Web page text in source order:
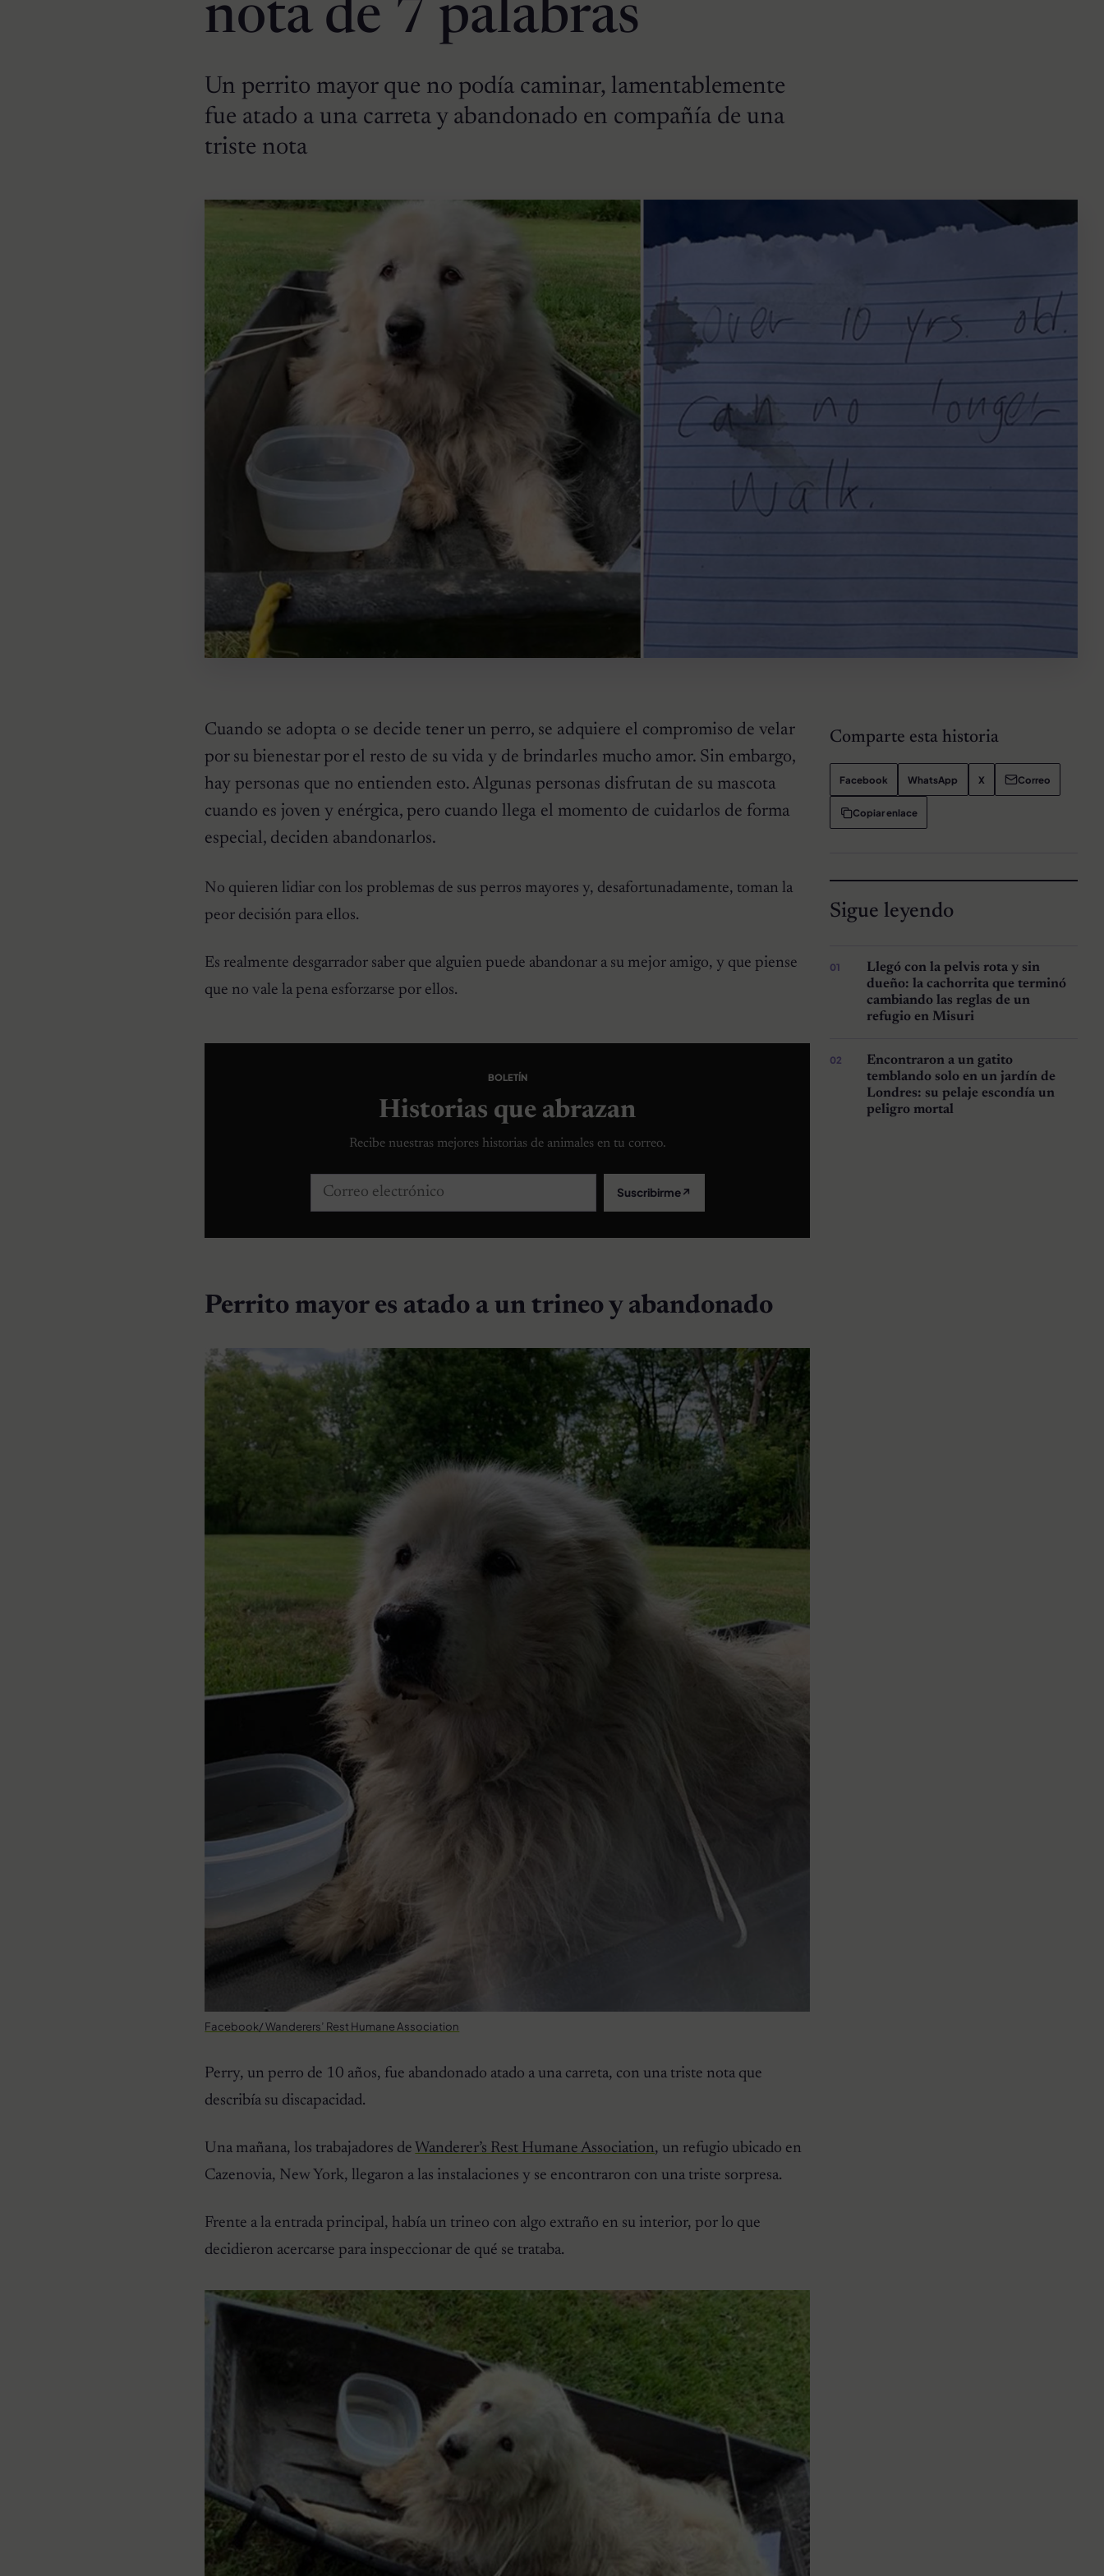
nota de 7 palabras
Un perrito mayor que no podía caminar, lamentablemente
fue atado a una carreta y abandonado en compañía de una
triste nota
Cuando se adopta o se decide tener un perro, se adquiere el compromiso de velar
por su bienestar por el resto de su vida y de brindarles mucho amor. Sin embargo,
hay personas que no entienden esto. Algunas personas disfrutan de su mascota
cuando es joven y enérgica, pero cuando llega el momento de cuidarlos de forma
especial, deciden abandonarlos.
No quieren lidiar con los problemas de sus perros mayores y, desafortunadamente, toman la
peor decisión para ellos.
Es realmente desgarrador saber que alguien puede abandonar a su mejor amigo, y que piense
que no vale la pena esforzarse por ellos.
BOLETÍN
Historias que abrazan
Recibe nuestras mejores historias de animales en tu correo.
Correo electrónico Suscribirme↗
Perrito mayor es atado a un trineo y abandonado
Facebook/ Wanderers’ Rest Humane Association
Perry, un perro de 10 años, fue abandonado atado a una carreta, con una triste nota que
describía su discapacidad.
Una mañana, los trabajadores de Wanderer’s Rest Humane Association, un refugio ubicado en
Cazenovia, New York, llegaron a las instalaciones y se encontraron con una triste sorpresa.
Frente a la entrada principal, había un trineo con algo extraño en su interior, por lo que
decidieron acercarse para inspeccionar de qué se trataba.
Comparte esta historia
Facebook WhatsApp X Correo
Copiar enlace
Sigue leyendo
Llegó con la pelvis rota y sin
dueño: la cachorrita que terminó
cambiando las reglas de un
refugio en Misuri
Encontraron a un gatito
temblando solo en un jardín de
Londres: su pelaje escondía un
peligro mortal